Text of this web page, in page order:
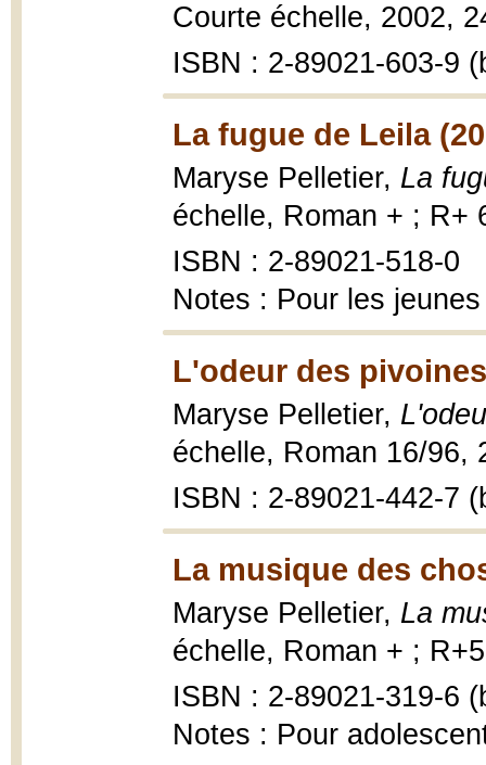
Courte échelle, 2002,
ISBN : 2-89021-603-9
La fugue de Leila
Maryse Pelletier, La
échelle, Roman + ; R+
ISBN : 2-89021-518-0
Notes : Pour les jeunes
L'odeur des
Maryse Pelletier,
échelle, Roman 16/96,
ISBN : 2-89021-442-7
La musique des
Maryse Pelletier, La
échelle, Roman + ;
ISBN : 2-89021-319-6
Notes : Pour